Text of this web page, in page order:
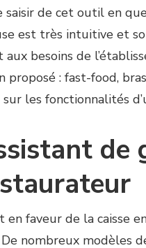
saisir de cet outil en
est très intuitive et
aux besoins de
proposé : fast-food,
sur les fonctionnalités
de
faveur de la caisse
nombreux modèles